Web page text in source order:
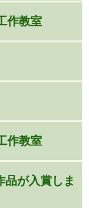
作教室
作教室
品が入賞しま